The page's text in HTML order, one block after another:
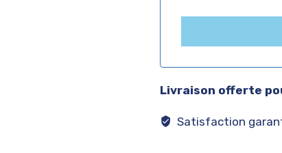
Livraison offerte
Satisfaction